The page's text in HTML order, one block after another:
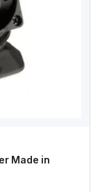
Made in